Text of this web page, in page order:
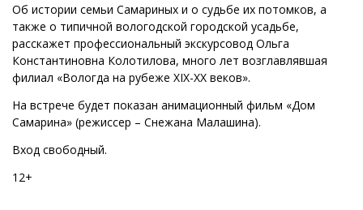
Об истории семьи Самариных и о судьбе их потомков, а
также о типичной вологодской городской усадьбе,
расскажет профессиональный экскурсовод Ольга
Константиновна Колотилова, много лет возглавлявшая
филиал «Вологда на рубеже XIX-XX веков».
На встрече будет показан анимационный фильм «Дом
Самарина» (режиссер – Снежана Малашина).
Вход свободный.
12+